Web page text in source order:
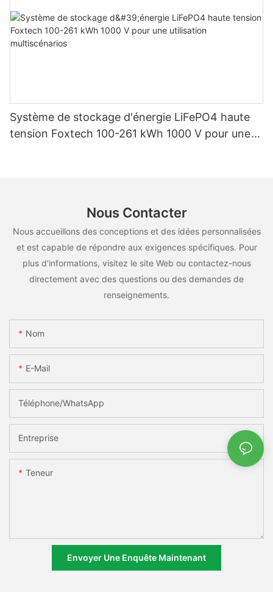
Système de stockage d'énergie LiFePO4 haute
tension Foxtech 100-261 kWh 1000 V pour une
Nous Contacter
Nous accueillons des conceptions et des idées personnalisées
et est capable de répondre aux exigences spécifiques. Pour
plus d'informations, visitez le site Web ou contactez-nous
directement avec des questions ou des demandes de
renseignements.
Nom
E-Mail
Téléphone/WhatsApp
Entreprise
Teneur
Envoyer Une Enquête Maintenant